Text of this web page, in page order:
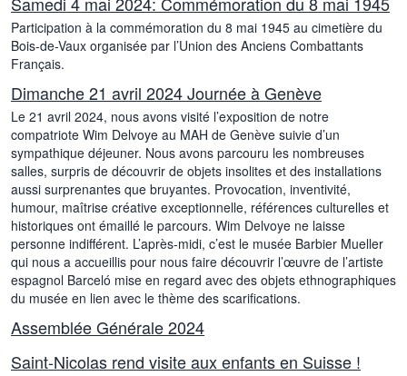
Participation à la commémoration du 8 mai 1945 au cimetière du
Bois-de-Vaux organisée par l’Union des Anciens Combattants
Français.
Dimanche 21 avril 2024 Journée à Genève
Le 21 avril 2024, nous avons visité l’exposition de notre
compatriote Wim Delvoye au MAH de Genève suivie d’un
sympathique déjeuner. Nous avons parcouru les nombreuses
salles, surpris de découvrir de objets insolites et des installations
aussi surprenantes que bruyantes. Provocation, inventivité,
humour, maîtrise créative exceptionnelle, références culturelles et
historiques ont émaillé le parcours. Wim Delvoye ne laisse
personne indifférent. L’après-midi, c’est le musée Barbier Mueller
qui nous a accueillis pour nous faire découvrir l’œuvre de l’artiste
espagnol Barceló mise en regard avec des objets ethnographiques
du musée en lien avec le thème des scarifications.
Assemblée Générale 2024
Saint-Nicolas rend visite aux enfants en Suisse !